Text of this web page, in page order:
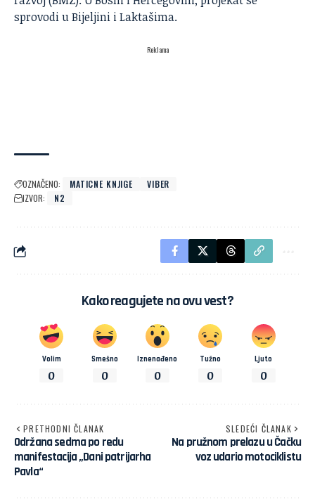
sprovodi u Bijeljini i Laktašima.
Reklama
OZNAČENO: MATICNE KNJIGE
VIBER
IZVOR:
N2
Kako reagujete na ovu vest?
Volim
0
Smešno
0
Iznenađeno
0
Tužno
0
Ljuto
0
PRETHODNI ČLANAK
Održana sedma po redu
manifestacija „Dani patrijarha
Pavla“
SLEDEĆI ČLANAK
Na pružnom prelazu u Čačku
voz udario motociklistu